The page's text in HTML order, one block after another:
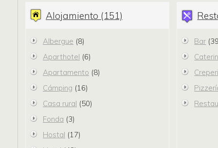
Alojamiento (151)
Albergue (8)
Aparthotel (6)
Apartamento (8)
Cámping (16)
Casa rural (50)
Fonda (3)
Hostal (17)
Bar